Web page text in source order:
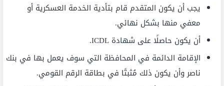
يجب أن يكون المتقدم قام بتأدية الخدمة العسكرية أو
معفي منها بشكل نهائي.
أن يكون حاصلًا على شهادة ICDL.
الإقامة الدائمة في المحافظة التي سوف يعمل بها في بنك
ناصر وأن يكون ذلك مُثبتًا في بطاقة الرقم القومي.